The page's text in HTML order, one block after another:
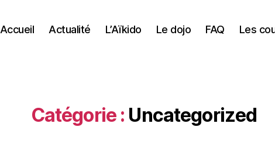
Accueil Actualité L’Aïkido Le dojo FAQ Les
Catégorie : Uncategorized